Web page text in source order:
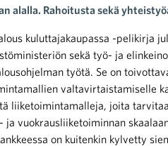
alalla. Rahoitusta sekä
kuluttajakaupassa -pelikirja
sekä työ- ja
työtä. Se on
valtavirtaistamiselle
liiketoimintamalleja, joita
ja vuokrausliiketoiminnan
on kuitenkin kylvetty